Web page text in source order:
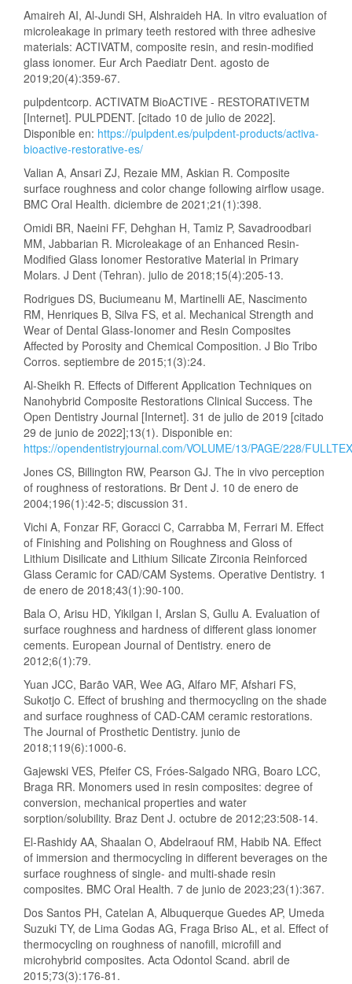
Amaireh AI, Al-Jundi SH, Alshraideh HA. In vitro evaluation of
microleakage in primary teeth restored with three adhesive
materials: ACTIVATM, composite resin, and resin-modified
glass ionomer. Eur Arch Paediatr Dent. agosto de
2019;20(4):359-67.
pulpdentcorp. ACTIVATM BioACTIVE - RESTORATIVETM
[Internet]. PULPDENT. [citado 10 de julio de 2022].
Disponible en: https://pulpdent.es/pulpdent-products/activa-
bioactive-restorative-es/
Valian A, Ansari ZJ, Rezaie MM, Askian R. Composite
surface roughness and color change following airflow usage.
BMC Oral Health. diciembre de 2021;21(1):398.
Omidi BR, Naeini FF, Dehghan H, Tamiz P, Savadroodbari
MM, Jabbarian R. Microleakage of an Enhanced Resin-
Modified Glass Ionomer Restorative Material in Primary
Molars. J Dent (Tehran). julio de 2018;15(4):205-13.
Rodrigues DS, Buciumeanu M, Martinelli AE, Nascimento
RM, Henriques B, Silva FS, et al. Mechanical Strength and
Wear of Dental Glass-Ionomer and Resin Composites
Affected by Porosity and Chemical Composition. J Bio Tribo
Corros. septiembre de 2015;1(3):24.
Al-Sheikh R. Effects of Different Application Techniques on
Nanohybrid Composite Restorations Clinical Success. The
Open Dentistry Journal [Internet]. 31 de julio de 2019 [citado
29 de junio de 2022];13(1). Disponible en:
https://opendentistryjournal.com/VOLUME/13/PAGE/228/
Jones CS, Billington RW, Pearson GJ. The in vivo perception
of roughness of restorations. Br Dent J. 10 de enero de
2004;196(1):42-5; discussion 31.
Vichi A, Fonzar RF, Goracci C, Carrabba M, Ferrari M. Effect
of Finishing and Polishing on Roughness and Gloss of
Lithium Disilicate and Lithium Silicate Zirconia Reinforced
Glass Ceramic for CAD/CAM Systems. Operative Dentistry. 1
de enero de 2018;43(1):90-100.
Bala O, Arisu HD, Yikilgan I, Arslan S, Gullu A. Evaluation of
surface roughness and hardness of different glass ionomer
cements. European Journal of Dentistry. enero de
2012;6(1):79.
Yuan JCC, Barão VAR, Wee AG, Alfaro MF, Afshari FS,
Sukotjo C. Effect of brushing and thermocycling on the shade
and surface roughness of CAD-CAM ceramic restorations.
The Journal of Prosthetic Dentistry. junio de
2018;119(6):1000-6.
Gajewski VES, Pfeifer CS, Fróes-Salgado NRG, Boaro LCC,
Braga RR. Monomers used in resin composites: degree of
conversion, mechanical properties and water
sorption/solubility. Braz Dent J. octubre de 2012;23:508-14.
El-Rashidy AA, Shaalan O, Abdelraouf RM, Habib NA. Effect
of immersion and thermocycling in different beverages on the
surface roughness of single- and multi-shade resin
composites. BMC Oral Health. 7 de junio de 2023;23(1):367.
Dos Santos PH, Catelan A, Albuquerque Guedes AP, Umeda
Suzuki TY, de Lima Godas AG, Fraga Briso AL, et al. Effect of
thermocycling on roughness of nanofill, microfill and
microhybrid composites. Acta Odontol Scand. abril de
2015;73(3):176-81.